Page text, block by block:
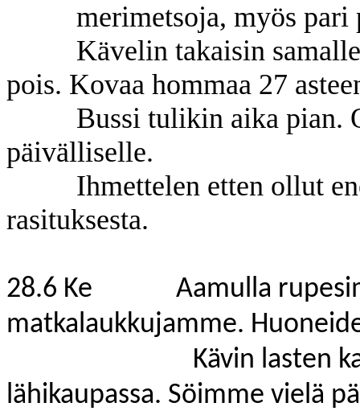
merimetsoja, myös
Kävelin takaisin
pois. Kovaa hommaa 27
Bussi tulikin aika pian.
päivälliselle.
Ihmettelen etten ollut
rasituksesta.
28.6 Ke Aamulla
matkalaukkujamme.
Kävin lasten kanssa
lähikaupassa. Söimme vielä